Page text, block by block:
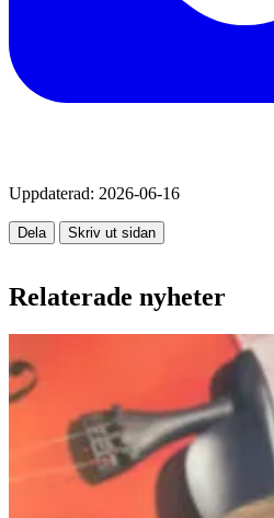
Uppdaterad: 2026-06-16
Dela Skriv ut sidan
Relaterade nyheter